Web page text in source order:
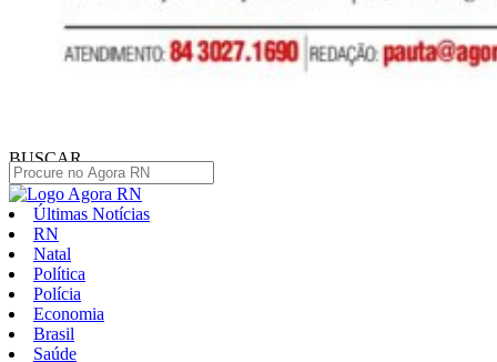
BUSCAR
Últimas Notícias
RN
Natal
Política
Polícia
Economia
Brasil
Saúde